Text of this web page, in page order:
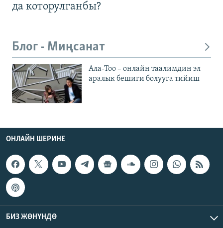
да которулганбы?
Блог - Миңсанат
Ала-Тоо – онлайн таалимдин эл
аралык бешиги болууга тийиш
ОНЛАЙН ШЕРИНЕ
БИЗ ЖӨНҮНДӨ